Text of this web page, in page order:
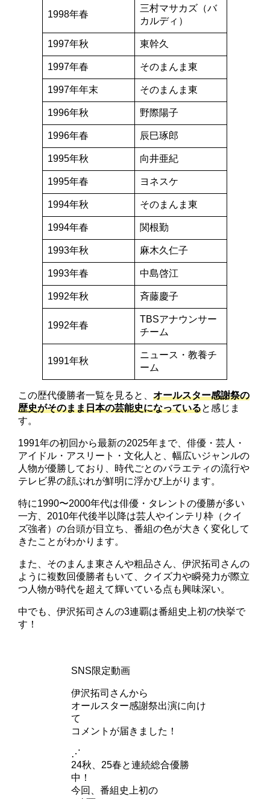
1998年春
三村マサカズ（バ
カルディ）
1997年秋 東幹久
1997年春 そのまんま東
1997年年末 そのまんま東
1996年秋 野際陽子
1996年春 辰巳琢郎
1995年秋 向井亜紀
1995年春 ヨネスケ
1994年秋 そのまんま東
1994年春 関根勤
1993年秋 麻木久仁子
1993年春 中島啓江
1992年秋 斉藤慶子
1992年春
TBSアナウンサー
チーム
1991年秋
ニュース・教養チ
ーム
この歴代優勝者一覧を見ると、オールスター感謝祭の
歴史がそのまま日本の芸能史になっていると感じま
す。
1991年の初回から最新の2025年まで、俳優・芸人・
アイドル・アスリート・文化人と、幅広いジャンルの
人物が優勝しており、時代ごとのバラエティの流行や
テレビ界の顔ぶれが鮮明に浮かび上がります。
特に1990〜2000年代は俳優・タレントの優勝が多い
一方、2010年代後半以降は芸人やインテリ枠（クイ
ズ強者）の台頭が目立ち、番組の色が大きく変化して
きたことがわかります。
また、そのまんま東さんや粗品さん、伊沢拓司さんの
ように複数回優勝者もいて、クイズ力や瞬発力が際立
つ人物が時代を超えて輝いている点も興味深い。
中でも、伊沢拓司さんの3連覇は番組史上初の快挙で
す！
SNS限定動画
伊沢拓司さんから
オールスター感謝祭出演に向け
て
コメントが届きました！
⋰
24秋、25春と連続総合優勝
中！
今回、番組史上初の